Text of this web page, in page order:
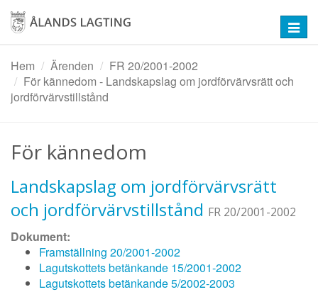
Hoppa
huvudinnehåll
Hem
Ärenden
FR 20/2001-2002
För kännedom - Landskapslag om jordförvärvsrätt och
jordförvärvstillstånd
För kännedom
Landskapslag om jordförvärvsrätt
och jordförvärvstillstånd FR 20/2001-2002
Dokument:
Framställning 20/2001-2002
Lagutskottets betänkande 15/2001-2002
Lagutskottets betänkande 5/2002-2003